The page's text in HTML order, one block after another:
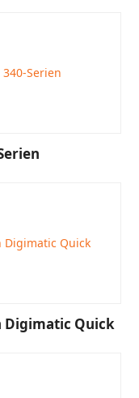
Digimatic Quick